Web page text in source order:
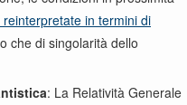
in termini di
che di singolarità dello
: La Relatività Generale